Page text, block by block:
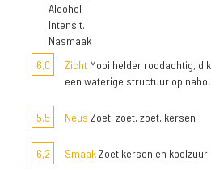
Alcohol
Intensit.
Nasmaak
6,0
Zicht Mooi helder roodachtig,
een waterige structuur op
5,5 Neus Zoet, zoet, zoet, kersen
6,2 SmaakZoet kersen en koolzuur